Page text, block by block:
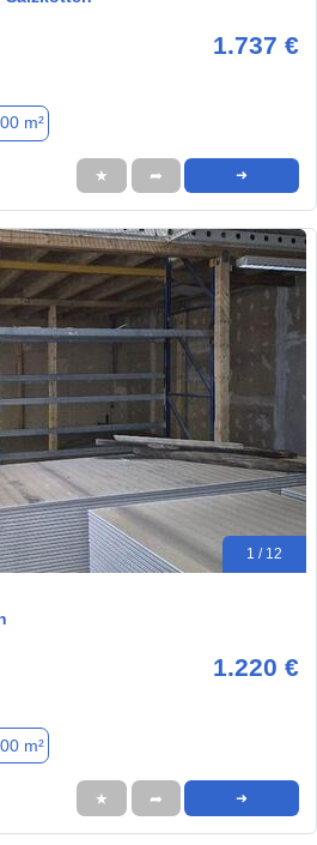
1.737 €
m²
★ ➦ ➜
1 / 12
1.220 €
m²
★ ➦ ➜